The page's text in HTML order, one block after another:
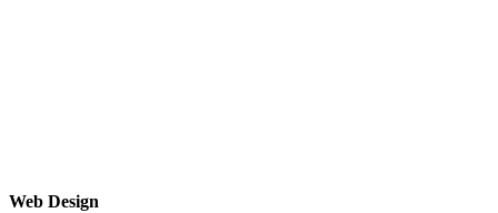
Web Design